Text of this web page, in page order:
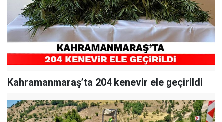
Kahramanmaraş’ta 204 kenevir ele geçirildi